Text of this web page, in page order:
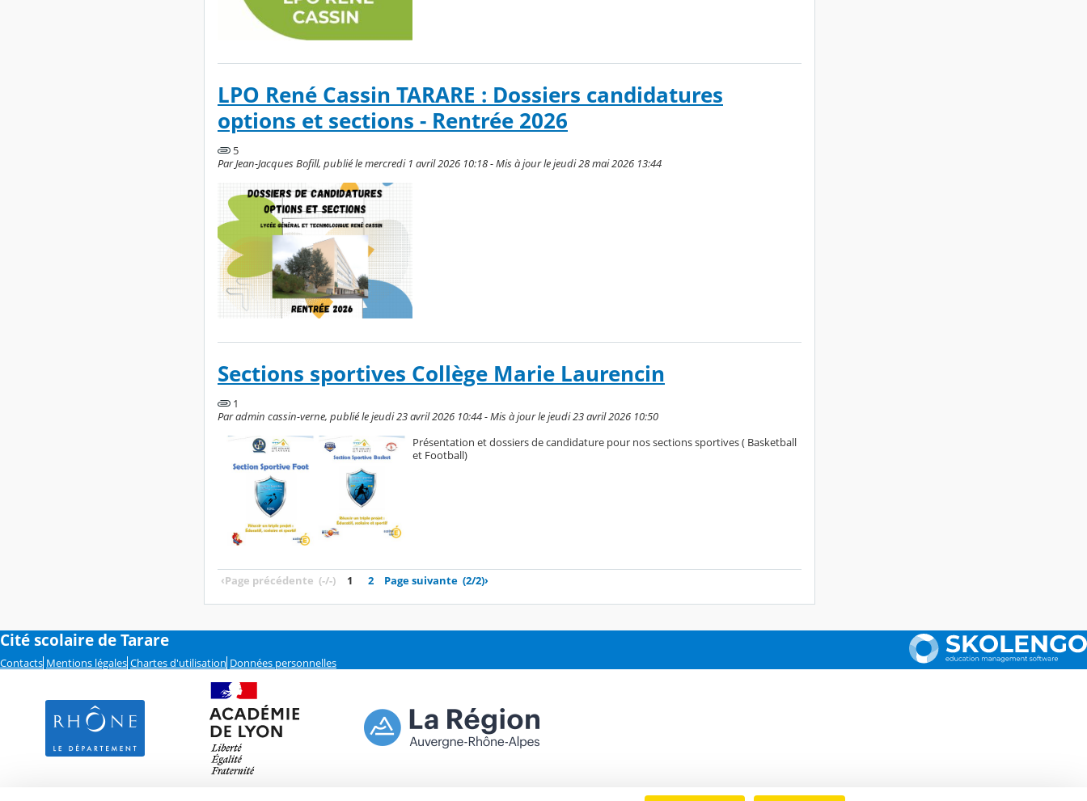
LPO René Cassin TARARE : Dossiers candidatures
options et sections - Rentrée 2026
5
Par Jean-Jacques Bofill, publié le mercredi 1 avril 2026 10:18 - Mis à jour le jeudi 28 mai 2026 13:44
Sections sportives Collège Marie Laurencin
1
Par admin cassin-verne, publié le jeudi 23 avril 2026 10:44 - Mis à jour le jeudi 23 avril 2026 10:50
Présentation et dossiers de candidature pour nos sections sportives ( Basketball
et Football)
‹Page précédente (-/-) 1 2 Page suivante (2/2)›
Cité scolaire de Tarare
Contacts Mentions légales Chartes d'utilisation Données personnelles